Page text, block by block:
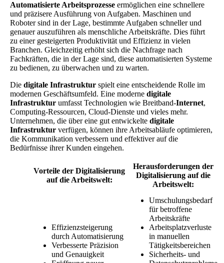
Automatisierte Arbeitsprozesse ermöglichen eine schnellere
und präzisere Ausführung von Aufgaben. Maschinen und
Roboter sind in der Lage, bestimmte Aufgaben schneller und
genauer auszuführen als menschliche Arbeitskräfte. Dies führt
zu einer gesteigerten Produktivität und Effizienz in vielen
Branchen. Gleichzeitig erhöht sich die Nachfrage nach
Fachkräften, die in der Lage sind, diese automatisierten Systeme
zu bedienen, zu überwachen und zu warten.
Die digitale Infrastruktur spielt eine entscheidende Rolle im
modernen Geschäftsumfeld. Eine moderne digitale
Infrastruktur umfasst Technologien wie Breitband-Internet,
Computing-Ressourcen, Cloud-Dienste und vieles mehr.
Unternehmen, die über eine gut entwickelte digitale
Infrastruktur verfügen, können ihre Arbeitsabläufe optimieren,
die Kommunikation verbessern und effektiver auf die
Bedürfnisse ihrer Kunden eingehen.
Vorteile der Digitalisierung
auf die Arbeitswelt:
Herausforderungen der
Digitalisierung auf die
Arbeitswelt:
Effizienzsteigerung
durch Automatisierung
Verbesserte Präzision
und Genauigkeit
Umschulungsbedarf
für betroffene
Arbeitskräfte
Arbeitsplatzverluste
in manuellen
Tätigkeitsbereichen
Sicherheits- und